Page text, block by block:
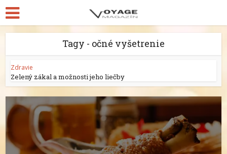
Tagy - očné vyšetrenie
Zdravie
Zelený zákal a možnosti jeho liečby